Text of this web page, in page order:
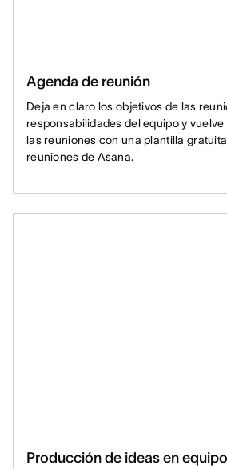
Agenda de reunión
Deja en claro los objetivos de las
responsabilidades del equipo y vuelve
las reuniones con una plantilla
reuniones de Asana.
Producción de ideas en equipo